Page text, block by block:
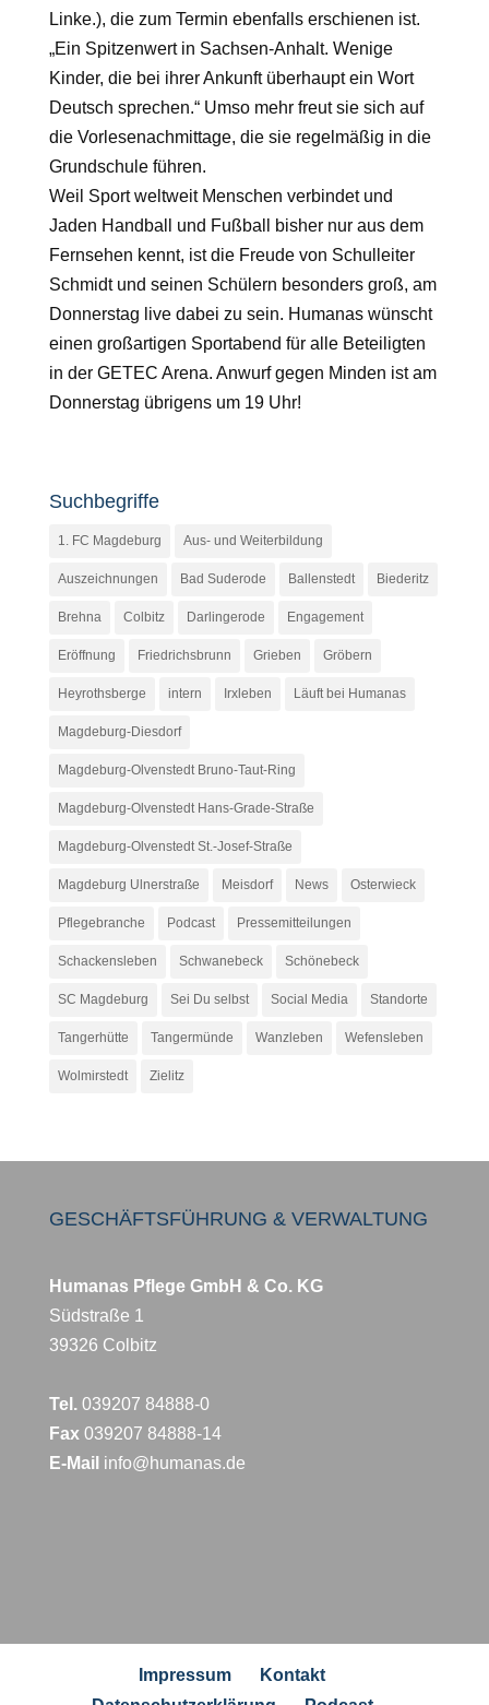
Linke.), die zum Termin ebenfalls erschienen ist.
„Ein Spitzenwert in Sachsen-Anhalt. Wenige
Kinder, die bei ihrer Ankunft überhaupt ein Wort
Deutsch sprechen.“ Umso mehr freut sie sich auf
die Vorlesenachmittage, die sie regelmäßig in die
Grundschule führen.
Weil Sport weltweit Menschen verbindet und
Jaden Handball und Fußball bisher nur aus dem
Fernsehen kennt, ist die Freude von Schulleiter
Schmidt und seinen Schülern besonders groß, am
Donnerstag live dabei zu sein. Humanas wünscht
einen großartigen Sportabend für alle Beteiligten
in der GETEC Arena. Anwurf gegen Minden ist am
Donnerstag übrigens um 19 Uhr!
Suchbegriffe
1. FC Magdeburg Aus- und Weiterbildung
Auszeichnungen Bad Suderode Ballenstedt Biederitz
Brehna Colbitz Darlingerode Engagement
Eröffnung Friedrichsbrunn Grieben Gröbern
Heyrothsberge intern Irxleben Läuft bei Humanas
Magdeburg-Diesdorf
Magdeburg-Olvenstedt Bruno-Taut-Ring
Magdeburg-Olvenstedt Hans-Grade-Straße
Magdeburg-Olvenstedt St.-Josef-Straße
Magdeburg Ulnerstraße Meisdorf News Osterwieck
Pflegebranche Podcast Pressemitteilungen
Schackensleben Schwanebeck Schönebeck
SC Magdeburg Sei Du selbst Social Media Standorte
Tangerhütte Tangermünde Wanzleben Wefensleben
Wolmirstedt Zielitz
GESCHÄFTSFÜHRUNG & VERWALTUNG
Humanas Pflege GmbH & Co. KG
Südstraße 1
39326 Colbitz
Tel.039207 84888-0
Fax039207 84888-14
E-Mail info@humanas.de
Impressum
Kontakt